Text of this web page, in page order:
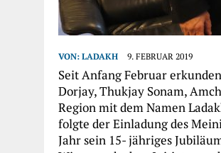
VON: LADAKH 9. FEBRUAR 2019
Seit Anfang Februar
Dorjay, Thukjay Sonam,
Region mit dem Namen
folgte der Einladung des
Jahr sein 15- jähriges